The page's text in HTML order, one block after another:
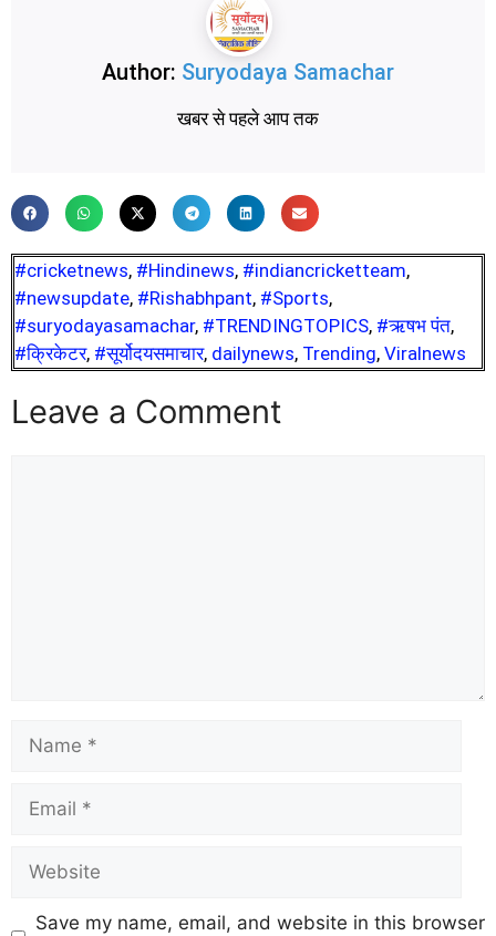
Author: Suryodaya Samachar
खबर से पहले आप तक
#cricketnews, #Hindinews, #indiancricketteam,
#newsupdate, #Rishabhpant, #Sports,
#suryodayasamachar, #TRENDINGTOPICS, #ऋषभ पंत,
#क्रिकेटर, #सूर्योदयसमाचार, dailynews, Trending, Viralnews
Leave a Comment
Save my name, email, and website in this browser